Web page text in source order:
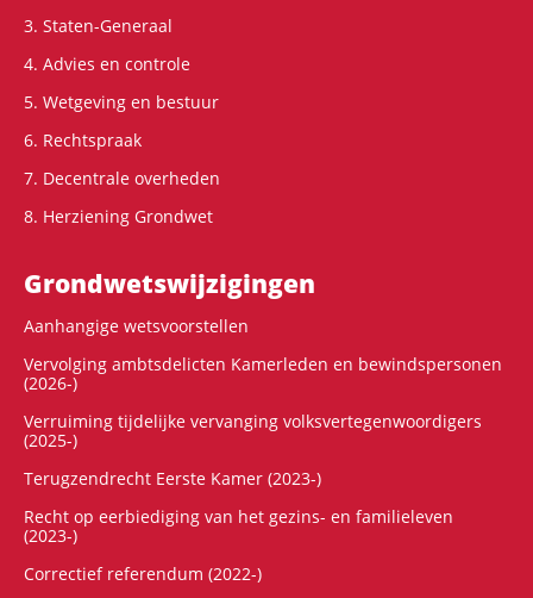
3. Staten-Generaal
4. Advies en controle
5. Wetgeving en bestuur
6. Rechtspraak
7. Decentrale overheden
8. Herziening Grondwet
Grondwets­wijzigingen
Aanhangige wetsvoorstellen
Vervolging ambtsdelicten Kamerleden en bewindspersonen
(2026-)
Verruiming tijdelijke vervanging volksvertegenwoordigers
(2025-)
Terugzendrecht Eerste Kamer (2023-)
Recht op eerbiediging van het gezins- en familieleven
(2023-)
Correctief referendum (2022-)